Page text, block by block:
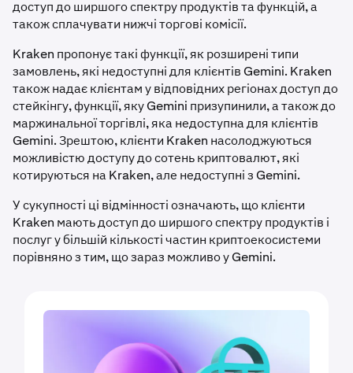
доступ до ширшого спектру продуктів та функцій, а
також сплачувати нижчі торгові комісії.
Kraken пропонує такі функції, як розширені типи
замовлень, які недоступні для клієнтів Gemini. Kraken
також надає клієнтам у відповідних регіонах доступ до
стейкінгу, функції, яку Gemini призупинили, а також до
маржинальної торгівлі, яка недоступна для клієнтів
Gemini. Зрештою, клієнти Kraken насолоджуються
можливістю доступу до сотень криптовалют, які
котируються на Kraken, але недоступні з Gemini.
У сукупності ці відмінності означають, що клієнти
Kraken мають доступ до ширшого спектру продуктів і
послуг у більшій кількості частин криптоекосистеми
порівняно з тим, що зараз можливо у Gemini.